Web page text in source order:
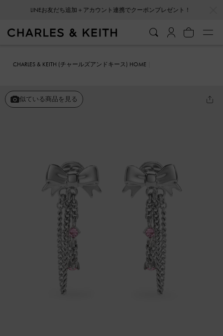
LINEお友だち追加＋アカウント連携でクーポンプレゼント！
CHARLES & KEITH (チャールズアンドキース) HOME
似ている商品を見る